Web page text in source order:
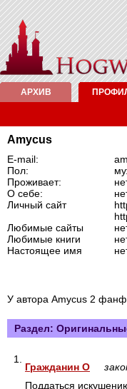
АРХИВ
Amycus
E-mail:
Пол:
Проживает:
О себе:
Личный сайт
Любимые сайты
Любимые книги
Настоящее имя
У автора Amycus 2
Раздел:
1.
Гражданин О
Поддаться